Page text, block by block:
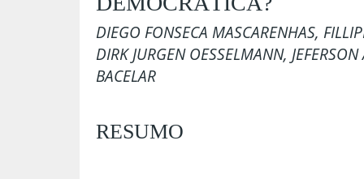
DIEGO FONSECA MASCARENHAS,
DIRK JURGEN OESSELMANN,
BACELAR
RESUMO